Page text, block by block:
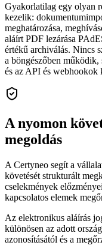
Gyakorlatilag egy olyan
kezelik:
meghatározása,
aláírt PDF lezárása
értékű archiválás. Nincs
a böngészőben működik,
és az API és webhookok
A nyomon
megoldás
A Certyneo segít a
követését strukturált
cselekmények
kapcsolatos elemek
Az elektronikus aláírás
különösen az adott
azonosításától és a